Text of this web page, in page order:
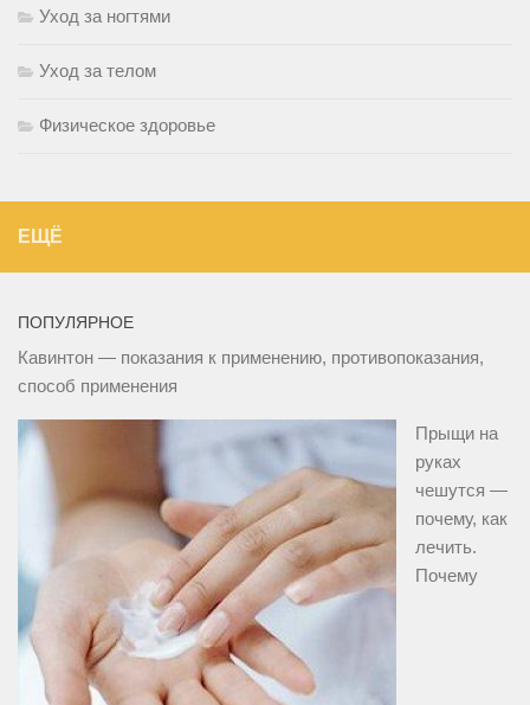
Уход за ногтями
Уход за телом
Физическое здоровье
ЕЩЁ
ПОПУЛЯРНОЕ
Кавинтон — показания к применению, противопоказания,
способ применения
Прыщи на
руках
чешутся —
почему, как
лечить.
Почему